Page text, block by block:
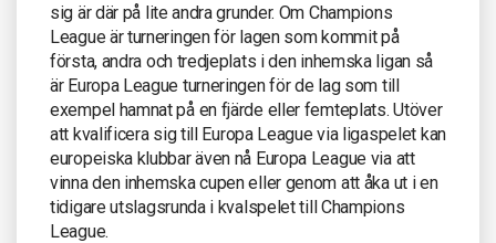
sig är där på lite andra grunder. Om Champions
League är turneringen för lagen som kommit på
första, andra och tredjeplats i den inhemska ligan så
är Europa League turneringen för de lag som till
exempel hamnat på en fjärde eller femteplats. Utöver
att kvalificera sig till Europa League via ligaspelet kan
europeiska klubbar även nå Europa League via att
vinna den inhemska cupen eller genom att åka ut i en
tidigare utslagsrunda i kvalspelet till Champions
League.